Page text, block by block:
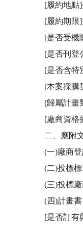
[履約地點
[履約期限
[是否受機
[是否刊登
[是否含特
[本案採購
[歸屬計畫
[廠商資格
二、應附
(一)廠商
(二)投標標
(三)投標廠
(四)計畫
[是否訂有